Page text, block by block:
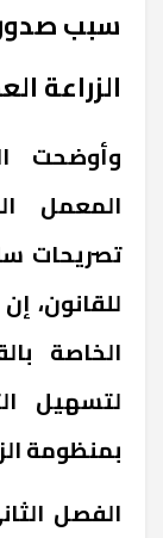
سبب صدور
الزراعة
وأوضحت
المعمل
تصريحات
للقانون،
الخاصة
لتسهيل
بمنظومة
الفصل